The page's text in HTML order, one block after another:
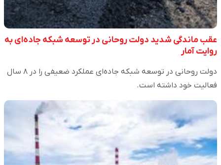
عقب ماندگی شدید دولت روحانی در توسعه شبکه جاده‌ای به
روایت آمار
دولت روحانی در توسعه شبکه جاده‌ای عملکرد ضعیفی را در ۸ سال
فعالیت خود داشته است.